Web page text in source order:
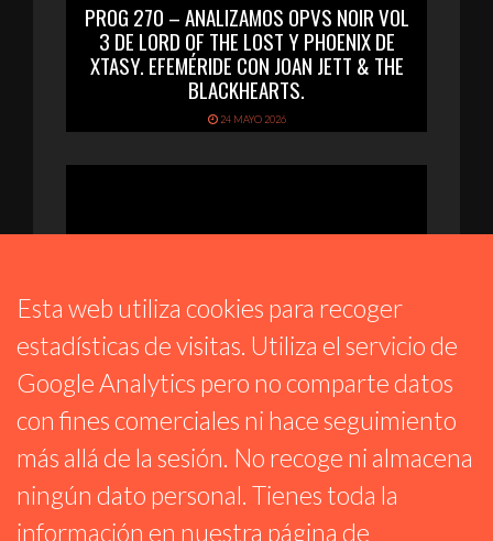
PROG 270 – ANALIZAMOS OPVS NOIR VOL
3 DE LORD OF THE LOST Y PHOENIX DE
XTASY. EFEMÉRIDE CON JOAN JETT & THE
BLACKHEARTS.
24 MAYO 2026
TIEMPO DE JAZZ
ESPECIAL MILES DAVIS @100 PARTE 1:
1945 – 1958
Esta web utiliza cookies para recoger
estadísticas de visitas. Utiliza el servicio de
Google Analytics pero no comparte datos
con fines comerciales ni hace seguimiento
más allá de la sesión. No recoge ni almacena
ningún dato personal. Tienes toda la
información en nuestra página de